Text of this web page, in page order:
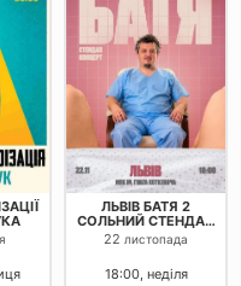
ЛЬВІВ БАТЯ 2
СОЛЬНИЙ СТЕНДАП
КОНЦЕРТ
22листопада
18:00, неділя